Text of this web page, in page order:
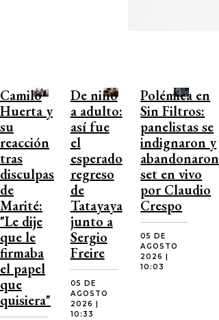
Camilo
Huerta y
su
reacción
tras
disculpas
de
Marité:
"Le dije
que le
firmaba
el papel
que
quisiera"
De niño
a adulto:
así fue
el
esperado
regreso
de
Tatayaya
junto a
Sergio
Freire
05 DE
AGOSTO
2026 |
10:33
Polémica en
Sin Filtros:
panelistas se
indignaron y
abandonaron
set en vivo
por Claudio
Crespo
05 DE
AGOSTO
2026 |
10:03